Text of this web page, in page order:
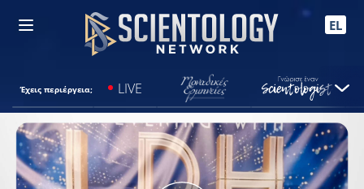
EL
Έχεις περιέργεια; LIVE